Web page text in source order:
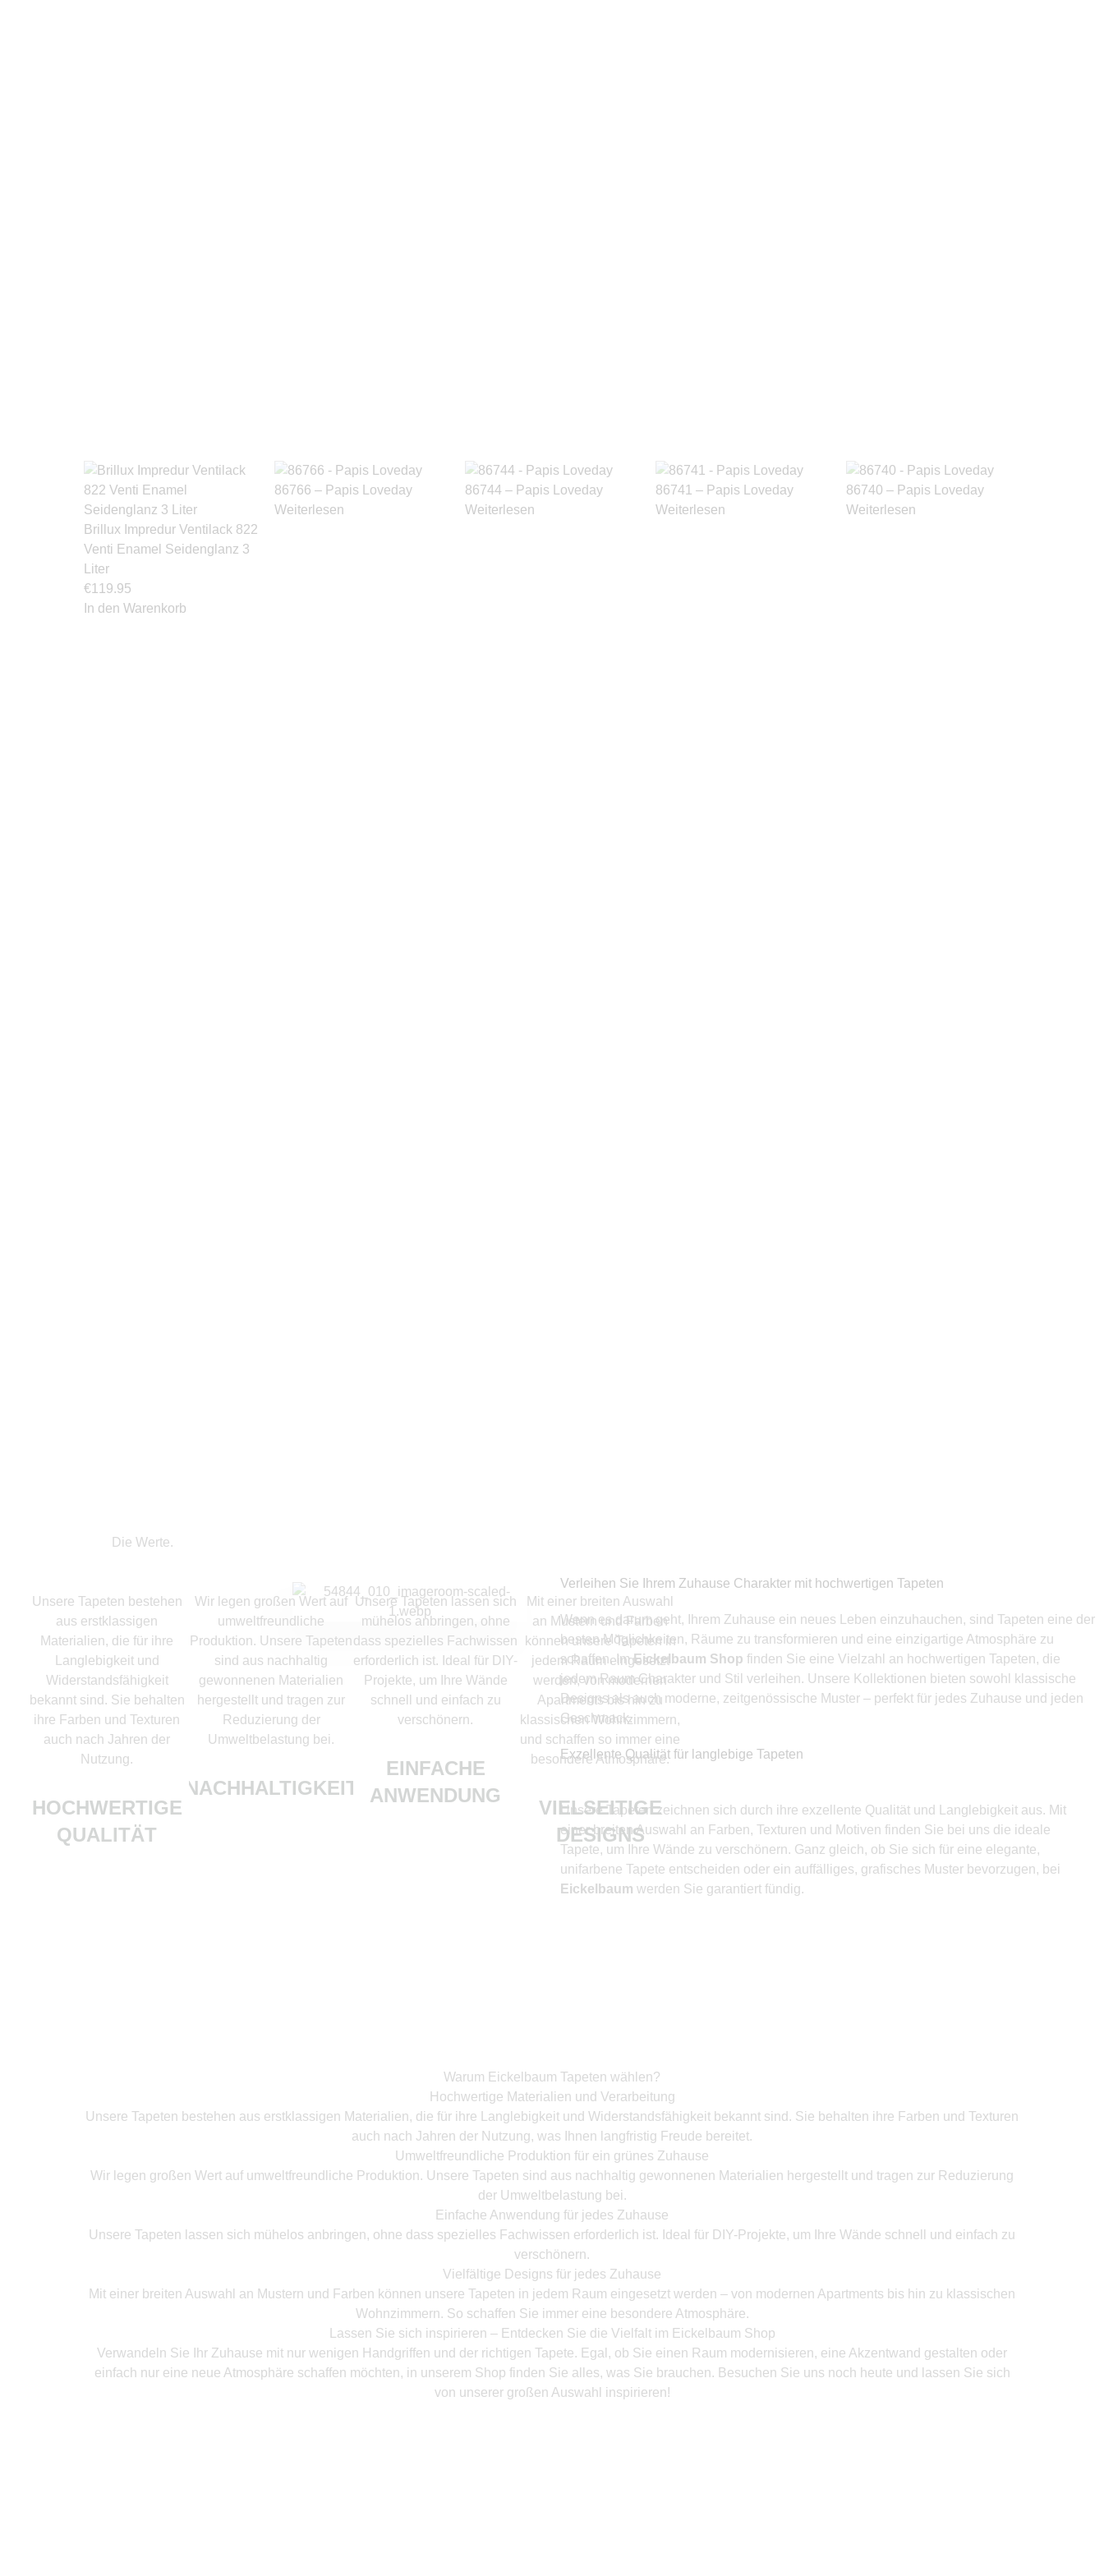
Brillux Impredur Ventilack 822
Venti Enamel Seidenglanz 3
Liter
€119.95
In den Warenkorb
86766 – Papis Loveday
Weiterlesen
86744 – Papis Loveday
Weiterlesen
86741 – Papis Loveday
Weiterlesen
86740 – Papis Loveday
Weiterlesen
Die Werte.
Unsere Tapeten bestehen
aus erstklassigen
Materialien, die für ihre
Langlebigkeit und
Widerstandsfähigkeit
bekannt sind. Sie behalten
ihre Farben und Texturen
auch nach Jahren der
Nutzung.
HOCHWERTIGE
QUALITÄT
Wir legen großen Wert auf
umweltfreundliche
Produktion. Unsere Tapeten
sind aus nachhaltig
gewonnenen Materialien
hergestellt und tragen zur
Reduzierung der
Umweltbelastung bei.
NACHHALTIGKEIT
Unsere Tapeten lassen sich
mühelos anbringen, ohne
dass spezielles Fachwissen
erforderlich ist. Ideal für DIY-
Projekte, um Ihre Wände
schnell und einfach zu
verschönern.
EINFACHE
ANWENDUNG
Mit einer breiten Auswahl
an Mustern und Farben
können unsere Tapeten in
jedem Raum eingesetzt
werden, von modernen
Apartments bis hin zu
klassischen Wohnzimmern,
und schaffen so immer eine
besondere Atmosphäre.
VIELSEITIGE
DESIGNS
Verleihen Sie Ihrem Zuhause Charakter mit hochwertigen Tapeten
Wenn es darum geht, Ihrem Zuhause ein neues Leben einzuhauchen, sind Tapeten eine der
besten Möglichkeiten, Räume zu transformieren und eine einzigartige Atmosphäre zu
schaffen. ImEickelbaum Shop finden Sie eine Vielzahl an hochwertigen Tapeten, die
jedem Raum Charakter und Stil verleihen. Unsere Kollektionen bieten sowohl klassische
Designs als auch moderne, zeitgenössische Muster – perfekt für jedes Zuhause und jeden
Geschmack.
Exzellente Qualität für langlebige Tapeten
Unsere Tapeten zeichnen sich durch ihre exzellente Qualität und Langlebigkeit aus. Mit
einer breiten Auswahl an Farben, Texturen und Motiven finden Sie bei uns die ideale
Tapete, um Ihre Wände zu verschönern. Ganz gleich, ob Sie sich für eine elegante,
unifarbene Tapete entscheiden oder ein auffälliges, grafisches Muster bevorzugen, bei
Eickelbaum werden Sie garantiert fündig.
Warum Eickelbaum Tapeten wählen?
Hochwertige Materialien und Verarbeitung
Unsere Tapeten bestehen aus erstklassigen Materialien, die für ihre Langlebigkeit und Widerstandsfähigkeit bekannt sind. Sie behalten ihre Farben und Texturen
auch nach Jahren der Nutzung, was Ihnen langfristig Freude bereitet.
Umweltfreundliche Produktion für ein grünes Zuhause
Wir legen großen Wert auf umweltfreundliche Produktion. Unsere Tapeten sind aus nachhaltig gewonnenen Materialien hergestellt und tragen zur Reduzierung
der Umweltbelastung bei.
Einfache Anwendung für jedes Zuhause
Unsere Tapeten lassen sich mühelos anbringen, ohne dass spezielles Fachwissen erforderlich ist. Ideal für DIY-Projekte, um Ihre Wände schnell und einfach zu
verschönern.
Vielfältige Designs für jedes Zuhause
Mit einer breiten Auswahl an Mustern und Farben können unsere Tapeten in jedem Raum eingesetzt werden – von modernen Apartments bis hin zu klassischen
Wohnzimmern. So schaffen Sie immer eine besondere Atmosphäre.
Lassen Sie sich inspirieren – Entdecken Sie die Vielfalt im Eickelbaum Shop
Verwandeln Sie Ihr Zuhause mit nur wenigen Handgriffen und der richtigen Tapete. Egal, ob Sie einen Raum modernisieren, eine Akzentwand gestalten oder
einfach nur eine neue Atmosphäre schaffen möchten, in unserem Shop finden Sie alles, was Sie brauchen. Besuchen Sie uns noch heute und lassen Sie sich
von unserer großen Auswahl inspirieren!